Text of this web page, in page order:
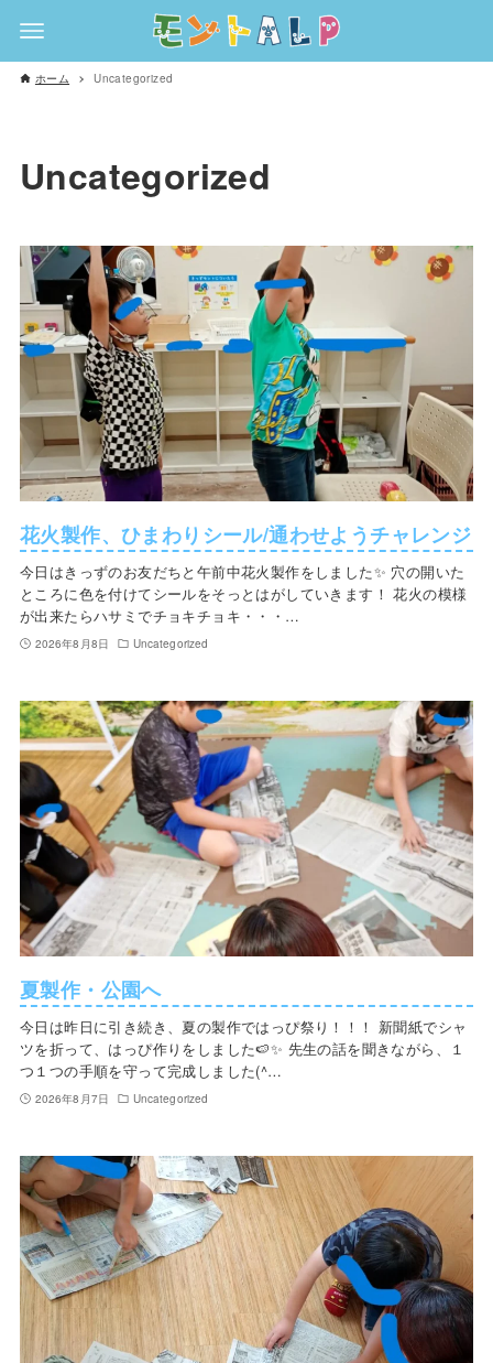
ホーム Uncategorized
Uncategorized
花火製作、ひまわりシール/通わせようチャレンジ
今日はきっずのお友だちと午前中花火製作をしました✨ 穴の開いた
ところに色を付けてシールをそっとはがしていきます！ 花火の模様
が出来たらハサミでチョキチョキ・・・…
2026年8月8日 Uncategorized
夏製作・公園へ
今日は昨日に引き続き、夏の製作ではっぴ祭り！！！ 新聞紙でシャ
ツを折って、はっぴ作りをしました🍉✨ 先生の話を聞きながら、１
つ１つの手順を守って完成しました(^…
2026年8月7日 Uncategorized